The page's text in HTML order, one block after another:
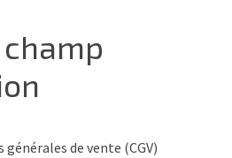
de vente (CGV)